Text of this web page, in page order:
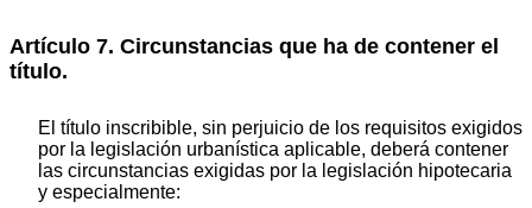
Artículo 7. Circunstancias que ha de contener el
título.
El título inscribible, sin perjuicio de los requisitos exigidos
por la legislación urbanística aplicable, deberá contener
las circunstancias exigidas por la legislación hipotecaria
y especialmente: